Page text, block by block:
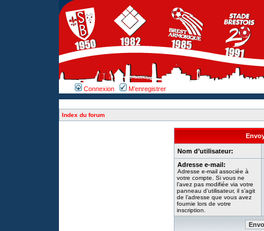
Connexion M’enregistrer
Index du forum
Nom d’utilisateur:
Adresse e-mail:
Adresse e-mail associée à
votre compte. Si vous ne
l’avez pas modifiée via votre
panneau d’utilisateur, il s’agit
de l’adresse que vous avez
fournie lors de votre
inscription.